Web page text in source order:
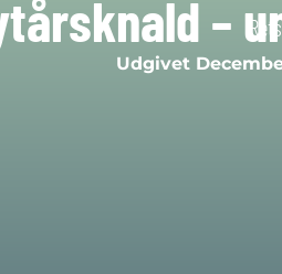
–
Udgivet